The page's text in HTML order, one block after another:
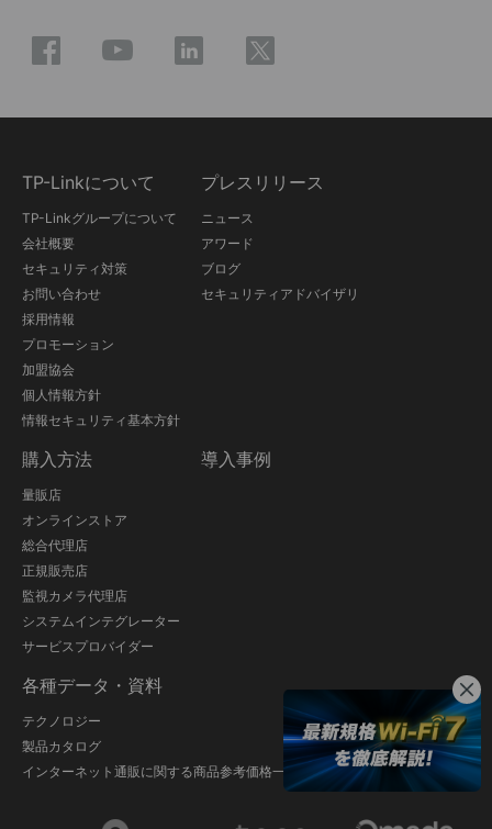
TP-Linkについて
TP-Linkグループについて
会社概要
セキュリティ対策
お問い合わせ
採用情報
プロモーション
加盟協会
個人情報方針
情報セキュリティ基本方針
プレスリリース
ニュース
アワード
ブログ
セキュリティアドバイザリ
購入方法
量販店
オンラインストア
総合代理店
正規販売店
監視カメラ代理店
システムインテグレーター
サービスプロバイダー
導入事例
各種データ・資料
テクノロジー
製品カタログ
インターネット通販に関する商品参考価格一覧